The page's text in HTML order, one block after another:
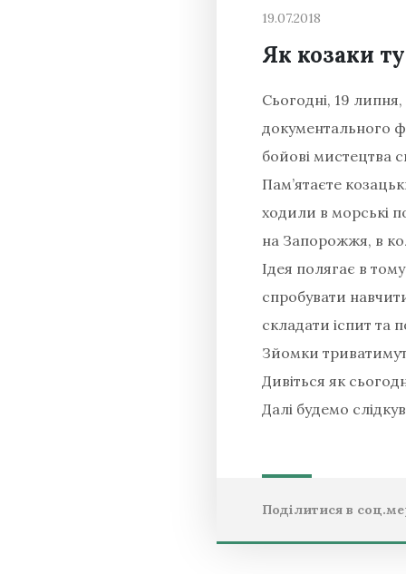
19.07.2018
Як козаки
Сьогодні, 19
документального
бойові мистецтва
Пам’ятаєте
ходили в морські
на Запорожжя, в
Ідея полягає в
спробувати
складати іспит та
Зйомки
Дивіться як
Далі будемо
Поділитися в